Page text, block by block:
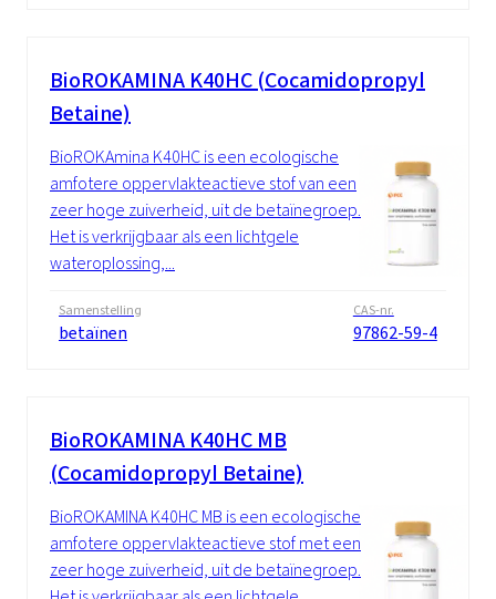
BioROKAMINA K40HC (Cocamidopropyl
Betaine)
BioROKAmina K40HC is een ecologische
amfotere oppervlakteactieve stof van een
zeer hoge zuiverheid, uit de betaïnegroep.
Het is verkrijgbaar als een lichtgele
wateroplossing,...
Samenstelling
betaïnen
CAS-nr.
97862-59-4
BioROKAMINA K40HC MB
(Cocamidopropyl Betaine)
BioROKAMINA K40HC MB is een ecologische
amfotere oppervlakteactieve stof met een
zeer hoge zuiverheid, uit de betaïnegroep.